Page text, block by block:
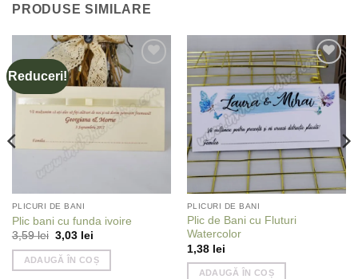
PRODUSE SIMILARE
Reduceri!
wishlist
PLICURI DE BANI
Plic bani cu funda ivoire
3,59lei Prețul
a
fost:
3,03 leiPrețul
este:
3,03 lei.
ADAUGĂ ÎN COȘ
Add to
wishlist
PLICURI DE BANI
Plic de Bani cu Fluturi
Watercolor
1,38 lei
ADAUGĂ ÎN COȘ